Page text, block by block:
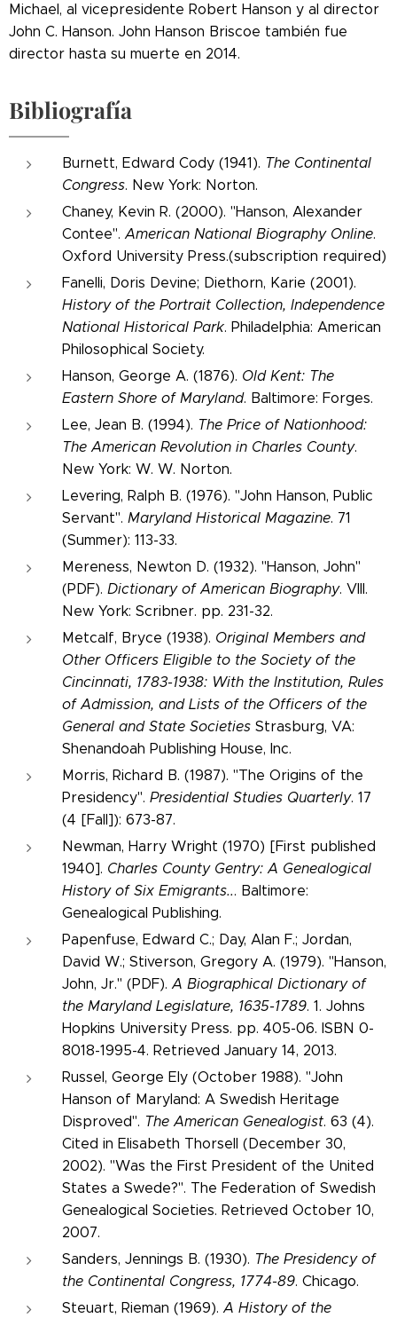
Michael, al vicepresidente Robert Hanson y al director
John C. Hanson. John Hanson Briscoe también fue
director hasta su muerte en 2014.
Bibliografía
Burnett, Edward Cody (1941). The Continental
Congress. New York: Norton.
Chaney, Kevin R. (2000). "Hanson, Alexander
Contee".American National Biography Online.
Oxford University Press.(subscription required)
Fanelli, Doris Devine; Diethorn, Karie (2001).
History of the Portrait Collection, Independence
National Historical Park. Philadelphia: American
Philosophical Society.
Hanson, George A. (1876). Old Kent: The
Eastern Shore of Maryland. Baltimore: Forges.
Lee, Jean B. (1994). The Price of Nationhood:
The American Revolution in Charles County.
New York: W. W. Norton.
Levering, Ralph B. (1976). "John Hanson, Public
Servant". Maryland Historical Magazine. 71
(Summer): 113-33.
Mereness, Newton D. (1932). "Hanson, John"
(PDF). Dictionary of American Biography. VIII.
New York: Scribner. pp. 231-32.
Metcalf, Bryce (1938). Original Members and
Other Officers Eligible to the Society of the
Cincinnati, 1783-1938: With the Institution, Rules
of Admission, and Lists of the Officers of the
General and State Societies Strasburg, VA:
Shenandoah Publishing House, Inc.
Morris, Richard B. (1987). "The Origins of the
Presidency". Presidential Studies Quarterly. 17
(4 [Fall]): 673-87.
Newman, Harry Wright (1970) [First published
1940]. Charles County Gentry: A Genealogical
History of Six Emigrants... Baltimore:
Genealogical Publishing.
Papenfuse, Edward C.; Day, Alan F.; Jordan,
David W.; Stiverson, Gregory A. (1979). "Hanson,
John, Jr." (PDF).A Biographical Dictionary of
the Maryland Legislature, 1635-1789. 1. Johns
Hopkins University Press. pp. 405-06. ISBN 0-
8018-1995-4. Retrieved January 14, 2013.
Russel, George Ely (October 1988). "John
Hanson of Maryland: A Swedish Heritage
Disproved". The American Genealogist. 63 (4).
Cited in Elisabeth Thorsell (December 30,
2002). "Was the First President of the United
States a Swede?". The Federation of Swedish
Genealogical Societies. Retrieved October 10,
2007.
Sanders, Jennings B. (1930). The Presidency of
the Continental Congress, 1774-89. Chicago.
Steuart, Rieman (1969).A History of the